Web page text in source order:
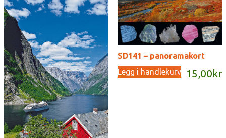
SD141 – panoramakort
15,00 kr
Legg i handlekurv